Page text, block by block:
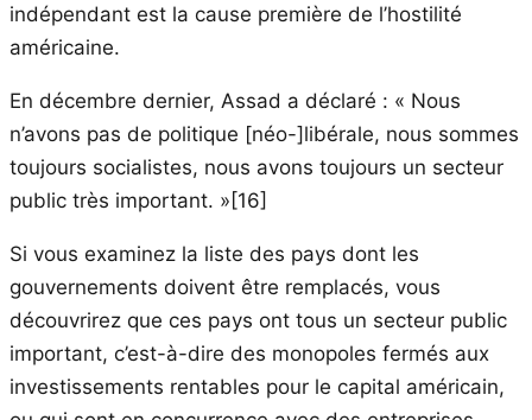
indépendant est la cause première de l’hostilité
américaine.
En décembre dernier, Assad a déclaré : « Nous
n’avons pas de politique [néo-]libérale, nous sommes
toujours socialistes, nous avons toujours un secteur
public très important. »[16]
Si vous examinez la liste des pays dont les
gouvernements doivent être remplacés, vous
découvrirez que ces pays ont tous un secteur public
important, c’est-à-dire des monopoles fermés aux
investissements rentables pour le capital américain,